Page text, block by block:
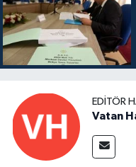
EDITÖR
Vatan